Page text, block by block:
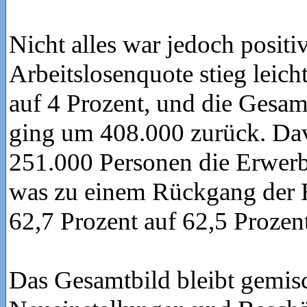
Nicht alles war jedoch
Arbeitslosenquote stieg
auf 4 Prozent, und die
ging um 408.000 zurück.
251.000 Personen die
was zu einem Rückgang der
62,7 Prozent auf 62,5
Das Gesamtbild bleibt